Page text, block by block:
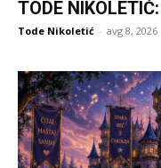
TODE
Tode Nikoletić - avg 8, 2026